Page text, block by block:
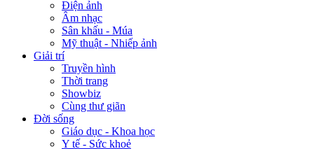
Điện ảnh
Âm nhạc
Sân khấu - Múa
Mỹ thuật - Nhiếp ảnh
Giải trí
Truyền hình
Thời trang
Showbiz
Cùng thư giãn
Đời sống
Giáo dục - Khoa học
Y tế - Sức khoẻ